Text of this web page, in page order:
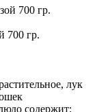
700 гр.
лук
содержит: